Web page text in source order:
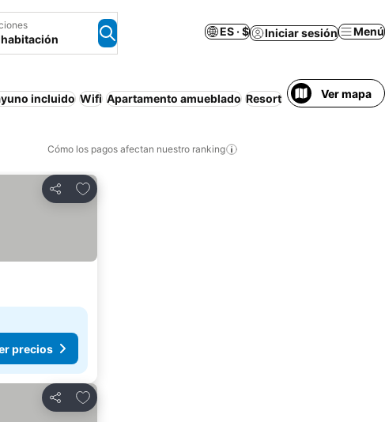
ES · $ Iniciar sesión Menú
incluido Wifi Apartamento amueblado Resort Estacionamiento
Ver mapa
Cómo los pagos afectan nuestro ranking
Compartir
Agregar a favoritos
precios
Compartir
Agregar a favoritos